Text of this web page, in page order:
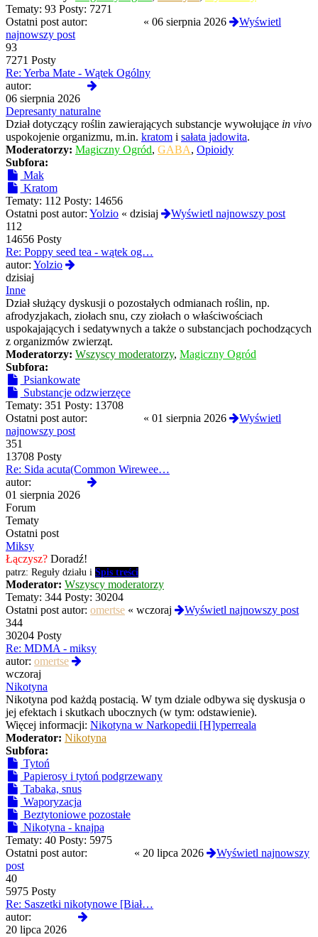
Tematy: 93 Posty: 7271
Ostatni post autor:
« 06 sierpnia 2026
Wyświetl
najnowszy post
93
7271 Posty
Re: Yerba Mate - Wątek Ogólny
autor:
post
06 sierpnia 2026
Depresanty naturalne
Dział dotyczący roślin zawierających substancje wywołujące in vivo
uspokojenie organizmu, m.in. kratom i sałata jadowita.
Moderatorzy: Magiczny Ogród, GABA, Opioidy
Subfora:
Mak
Kratom
Tematy: 112 Posty: 14656
Ostatni post autor: Yolzio « dzisiaj
Wyświetl najnowszy post
112
14656 Posty
Re: Poppy seed tea - wątek og…
autor: Yolzio
dzisiaj
Inne
Dział służący dyskusji o pozostałych odmianach roślin, np.
afrodyzjakach, ziołach snu, czy ziołach o właściwościach
uspokajających i sedatywnych a także o substancjach pochodzących
z organizmów zwierząt.
Moderatorzy: Wszyscy moderatorzy, Magiczny Ogród
Subfora:
Psiankowate
Substancje odzwierzęce
Tematy: 351 Posty: 13708
Ostatni post autor:
« 01 sierpnia 2026
Wyświetl
najnowszy post
351
13708 Posty
Re: Sida acuta(Common Wirewee…
autor:
01 sierpnia 2026
Forum
Tematy
Ostatni post
Miksy
Łączysz? Doradź!
patrz: Reguły działu i Spis treści
Moderator: Wszyscy moderatorzy
Tematy: 344 Posty: 30204
Ostatni post autor: omertse « wczoraj
Wyświetl najnowszy post
344
30204 Posty
Re: MDMA - miksy
autor: omertse
wczoraj
Nikotyna
Nikotyna pod każdą postacią. W tym dziale odbywa się dyskusja o
jej efektach i skutkach ubocznych (w tym: odstawienie).
Więcej informacji: Nikotyna w Narkopedii [H]yperreala
Moderator: Nikotyna
Subfora:
Tytoń
Papierosy i tytoń podgrzewany
Tabaka, snus
Waporyzacja
Beztytoniowe pozostałe
Nikotyna - knajpa
Tematy: 40 Posty: 5975
Ostatni post autor:
« 20 lipca 2026
Wyświetl najnowszy
post
40
5975 Posty
Re: Saszetki nikotynowe [Biał…
autor:
20 lipca 2026